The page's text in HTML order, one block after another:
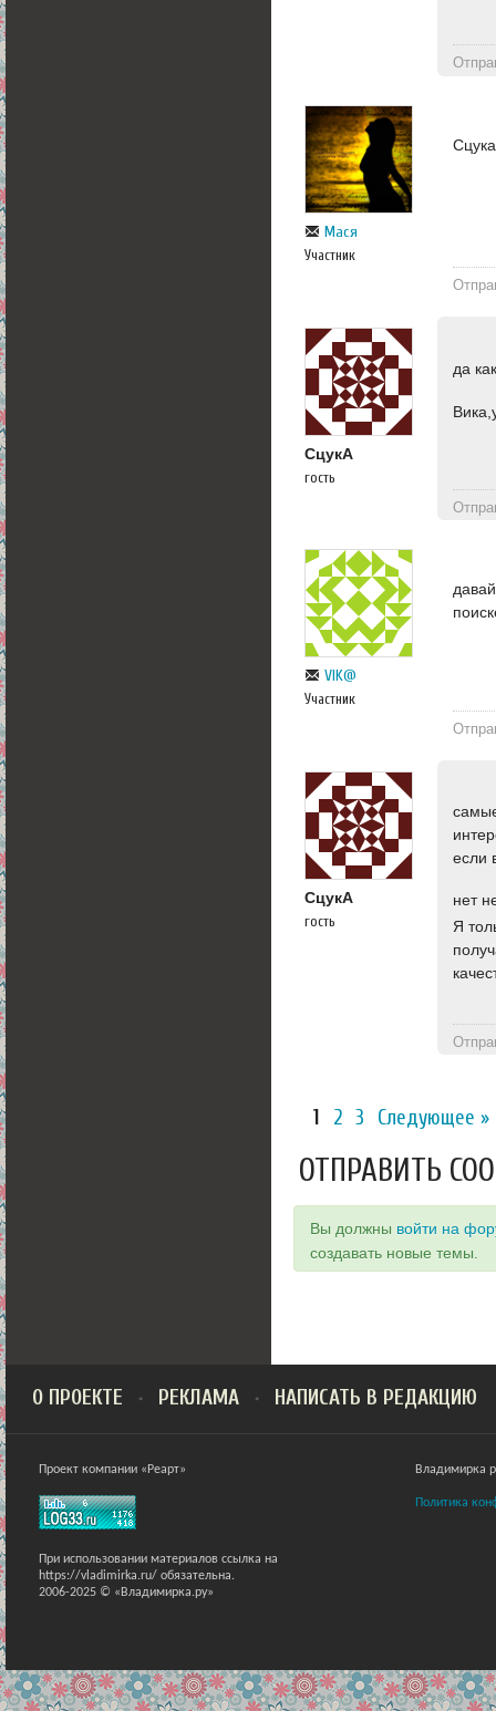
Мася
Участник
СцукА
гость
да
VIK@
Участник
CцукА
гость
если
нет
Я
1 2 3 Следующее »
ОТПРАВИТЬ
Вы должны войти на
создавать новые темы.
О ПРОЕКТЕ РЕКЛАМА НАПИСАТЬ В РЕДАКЦИЮ
Проект компании «Реарт»
При использовании материалов ссылка на
https://vladimirka.ru/ обязательна.
2006-2025 © «Владимирка.ру»
Владимирка
Политика